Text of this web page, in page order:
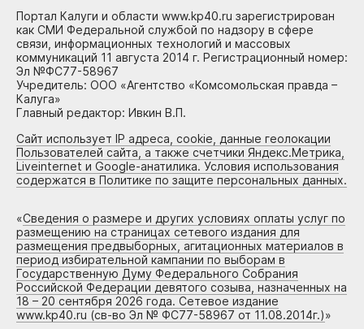
Портал Калуги и области www.kp40.ru зарегистрирован
как СМИ Федеральной службой по надзору в сфере
связи, информационных технологий и массовых
коммуникаций 11 августа 2014 г. Регистрационный номер:
Эл №ФС77-58967
Учредитель: ООО «Агентство «Комсомольская правда –
Калуга»
Главный редактор: Ивкин В.П.
Сайт использует IP адреса, cookie, данные геолокации
Пользователей сайта, а также счетчики Яндекс.Метрика,
Liveinternet и Google-анатилика. Условия использования
содержатся в Политике по защите персональных данных.
«Сведения о размере и других условиях оплаты услуг по
размещению на страницах сетевого издания для
размещения предвыборных, агитационных материалов в
период избирательной кампании по выборам в
Государственную Думу Федерального Собрания
Российской Федерации девятого созыва, назначенных на
18 – 20 сентября 2026 года. Сетевое издание
www.kp40.ru (св-во Эл № ФС77-58967 от 11.08.2014г.)»